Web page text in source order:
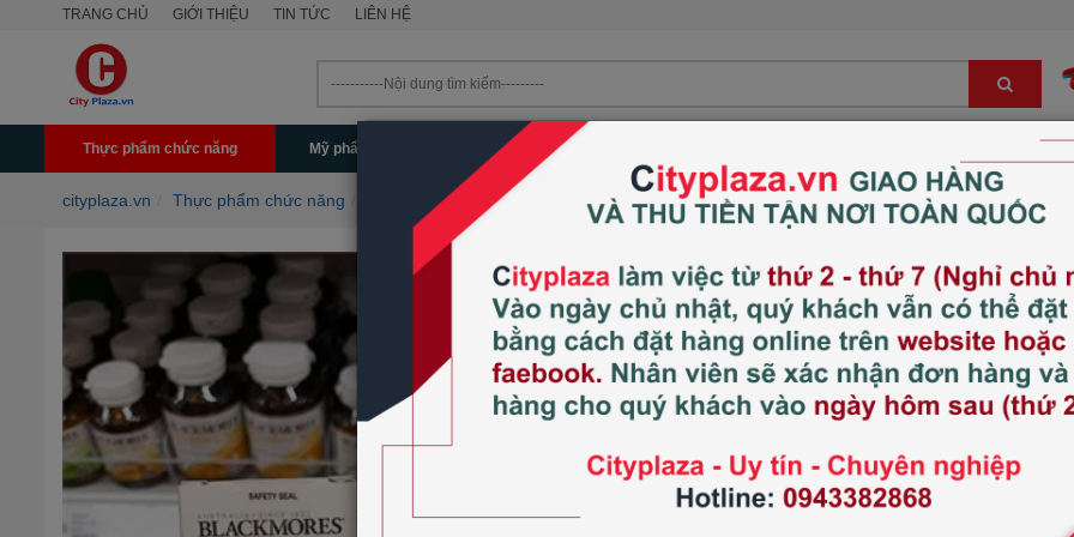
TRANG CHỦ GIỚI THIỆU TIN TỨC LIÊN HỆ
Thực phẩm chức năng Mỹ phẩm - Làm đẹp Mẹ & Bé
cityplaza.vn Thực phẩm chức năng Sức khỏe Nữ giới
Viên uống
viên của Úc
Xem thêm:
Sức khỏe Nữ giới
Thương hiệu:
Blackmores
Xuất xứ:
Australia
340.000 đ